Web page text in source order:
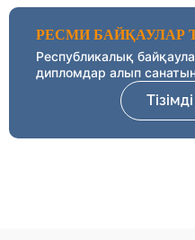
РЕСМИ БАЙҚАУЛАР
Республикалық
дипломдар алып